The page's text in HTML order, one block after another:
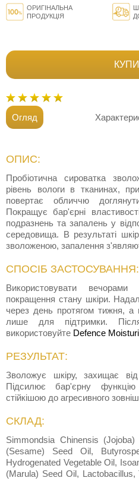
ОРИГІНАЛЬНА
ПРОДУКЦІЯ
Огляд
ОПИС:
Пробіотична сироватка
рівень вологи в тканинах,
повертає обличчю
Покращує бар'єрні
подразнень та запалень у
середовища. В результаті
зволоженою, запалення
СПОСІБ ЗАСТОСУВАННЯ:
Використовувати
покращення стану шкіри.
через день протягом тижня,
лише для підтримки.
використовуйте Defence
РЕЗУЛЬТАТ:
Зволожує шкіру, захищає
Підсилює бар'єрну функцію
стійкішою до агресивного
СКЛАД:
Simmondsia Chinensis
(Sesame) Seed Oil,
Hydrogenated Vegetable Oil,
(Marula) Seed Oil, Lactobacillus,